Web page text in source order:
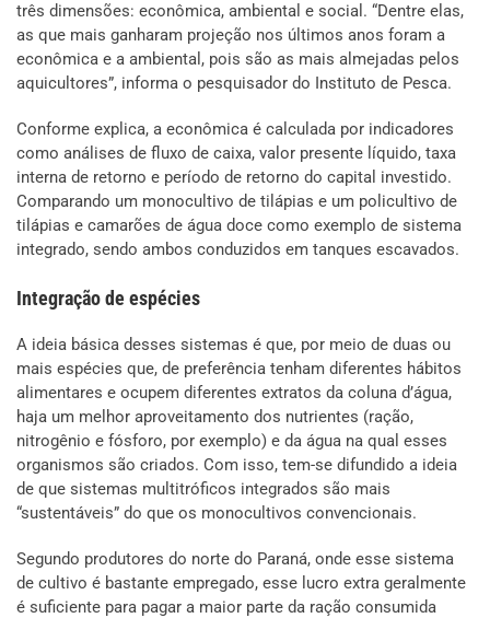
três dimensões: econômica, ambiental e social. “Dentre elas,
as que mais ganharam projeção nos últimos anos foram a
econômica e a ambiental, pois são as mais almejadas pelos
aquicultores”, informa o pesquisador do Instituto de Pesca.
Conforme explica, a econômica é calculada por indicadores
como análises de fluxo de caixa, valor presente líquido, taxa
interna de retorno e período de retorno do capital investido.
Comparando um monocultivo de tilápias e um policultivo de
tilápias e camarões de água doce como exemplo de sistema
integrado, sendo ambos conduzidos em tanques escavados.
Integração de espécies
A ideia básica desses sistemas é que, por meio de duas ou
mais espécies que, de preferência tenham diferentes hábitos
alimentares e ocupem diferentes extratos da coluna d’água,
haja um melhor aproveitamento dos nutrientes (ração,
nitrogênio e fósforo, por exemplo) e da água na qual esses
organismos são criados. Com isso, tem-se difundido a ideia
de que sistemas multitróficos integrados são mais
“sustentáveis” do que os monocultivos convencionais.
Segundo produtores do norte do Paraná, onde esse sistema
de cultivo é bastante empregado, esse lucro extra geralmente
é suficiente para pagar a maior parte da ração consumida